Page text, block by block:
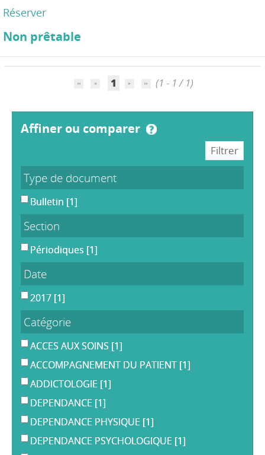
Réserver
Non prêtable
1 (1 - 1 / 1)
affiner ou comparer
Type de document
Bulletin [1]
Section
Périodiques [1]
Date
2017 [1]
Catégorie
ACCES AUX SOINS [1]
ACCOMPAGNEMENT DU PATIENT [1]
ADDICTOLOGIE [1]
DEPENDANCE [1]
DEPENDANCE PHYSIQUE [1]
DEPENDANCE PSYCHOLOGIQUE [1]